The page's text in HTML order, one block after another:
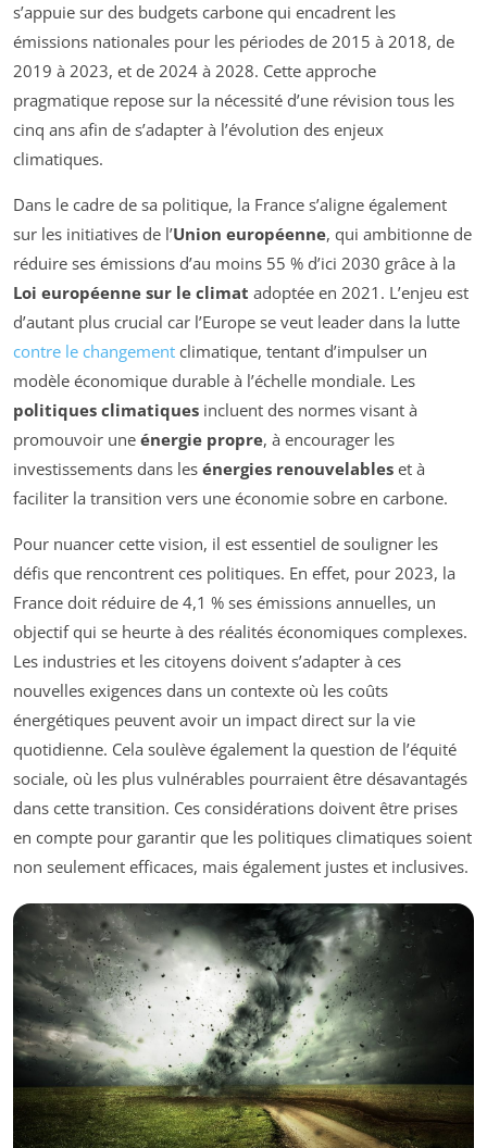
s’appuie sur des budgets carbone qui encadrent les
émissions nationales pour les périodes de 2015 à 2018, de
2019 à 2023, et de 2024 à 2028. Cette approche
pragmatique repose sur la nécessité d’une révision tous les
cinq ans afin de s’adapter à l’évolution des enjeux
climatiques.
Dans le cadre de sa politique, la France s’aligne également
sur les initiatives de l’Union européenne, qui ambitionne de
réduire ses émissions d’au moins 55 % d’ici 2030 grâce à la
Loi européenne sur le climat adoptée en 2021. L’enjeu est
d’autant plus crucial car l’Europe se veut leader dans la lutte
contre le changement climatique, tentant d’impulser un
modèle économique durable à l’échelle mondiale. Les
politiques climatiques incluent des normes visant à
promouvoir une énergie propre, à encourager les
investissements dans les énergies renouvelables et à
faciliter la transition vers une économie sobre en carbone.
Pour nuancer cette vision, il est essentiel de souligner les
défis que rencontrent ces politiques. En effet, pour 2023, la
France doit réduire de 4,1 % ses émissions annuelles, un
objectif qui se heurte à des réalités économiques complexes.
Les industries et les citoyens doivent s’adapter à ces
nouvelles exigences dans un contexte où les coûts
énergétiques peuvent avoir un impact direct sur la vie
quotidienne. Cela soulève également la question de l’équité
sociale, où les plus vulnérables pourraient être désavantagés
dans cette transition. Ces considérations doivent être prises
en compte pour garantir que les politiques climatiques soient
non seulement efficaces, mais également justes et inclusives.